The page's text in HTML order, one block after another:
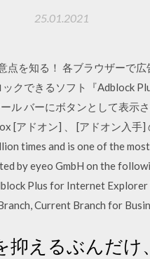
25.01.2021
を知る！ 各ブラウザーで
クできるソフト『Adblock
ル バーにボタンとして表示
[アドオン] 、 [アドオン入手
times and is one of the
by eyeo GmbH on the
Plus for Internet
Current Branch for
えるぶんだけ